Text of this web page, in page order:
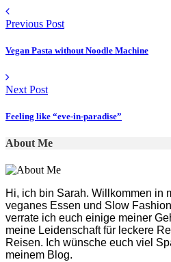
Previous Post
Vegan Pasta without Noodle Machine
Next Post
Feeling like “eve-in-paradise”
About Me
Hi, ich bin Sarah. Willkommen in
veganes Essen und Slow
verrate ich euch einige meiner
meine Leidenschaft für leckere
Reisen. Ich wünsche euch viel
meinem Blog.